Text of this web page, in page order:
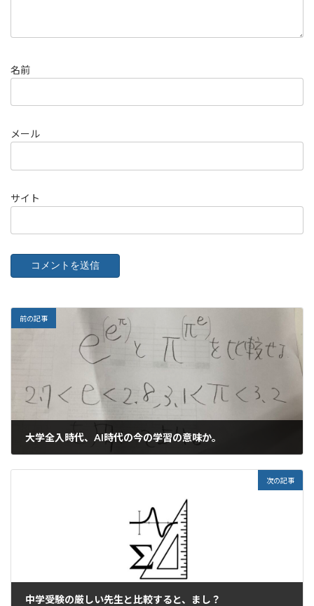
名前
メール
サイト
前の記事
大学全入時代、AI時代の今の学習の意味か。
次の記事
中学受験の厳しい先生と比較すると、まし？